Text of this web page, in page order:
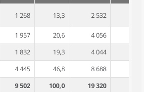
1 268 13,3 2 532
1 957 20,6 4 056
1 832 19,3 4 044
4 445 46,8 8 688
9 502 100,0 19 320